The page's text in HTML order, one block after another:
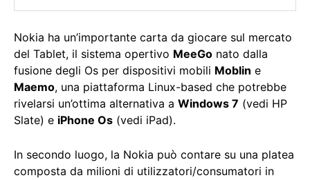
Nokia ha un’importante carta da giocare sul mercato
del Tablet, il sistema opertivo MeeGo nato dalla
fusione degli Os per dispositivi mobili Moblin e
Maemo, una piattaforma Linux-based che potrebbe
rivelarsi un’ottima alternativa a Windows 7 (vedi HP
Slate) e iPhone Os (vedi iPad).
In secondo luogo, la Nokia può contare su una platea
composta da milioni di utilizzatori/consumatori in